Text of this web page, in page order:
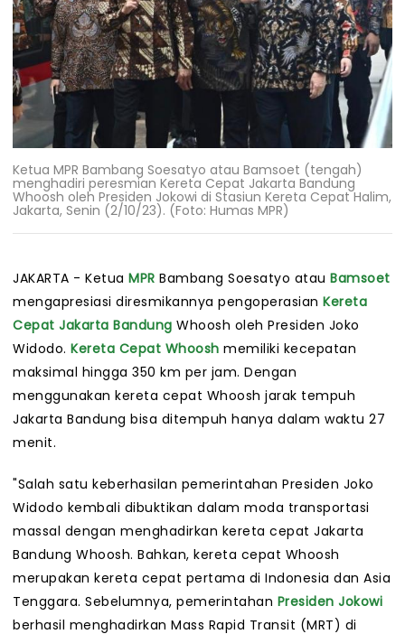
Ketua MPR Bambang Soesatyo atau Bamsoet (tengah)
menghadiri peresmian Kereta Cepat Jakarta Bandung
Whoosh oleh Presiden Jokowi di Stasiun Kereta Cepat Halim,
Jakarta, Senin (2/10/23). (Foto: Humas MPR)
JAKARTA - Ketua MPR Bambang Soesatyo atau Bamsoet
mengapresiasi diresmikannya pengoperasian Kereta
Cepat Jakarta Bandung Whoosh oleh Presiden Joko
Widodo. Kereta Cepat Whoosh memiliki kecepatan
maksimal hingga 350 km per jam. Dengan
menggunakan kereta cepat Whoosh jarak tempuh
Jakarta Bandung bisa ditempuh hanya dalam waktu 27
menit.
"Salah satu keberhasilan pemerintahan Presiden Joko
Widodo kembali dibuktikan dalam moda transportasi
massal dengan menghadirkan kereta cepat Jakarta
Bandung Whoosh. Bahkan, kereta cepat Whoosh
merupakan kereta cepat pertama di Indonesia dan Asia
Tenggara. Sebelumnya, pemerintahan Presiden Jokowi
berhasil menghadirkan Mass Rapid Transit (MRT) di